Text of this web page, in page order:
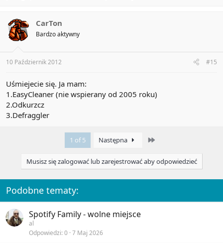
CarTon
Bardzo aktywny
10 Październik 2012 #15
Uśmiejecie się. Ja mam:
1.EasyCleaner (nie wspierany od 2005 roku)
2.Odkurzcz
3.Defraggler
1 of 5 Następna
Musisz się zalogować lub zarejestrować aby odpowiedzieć
Podobne tematy:
Spotify Family - wolne miejsce
al
Odpowiedzi 0 7 Maj 2026